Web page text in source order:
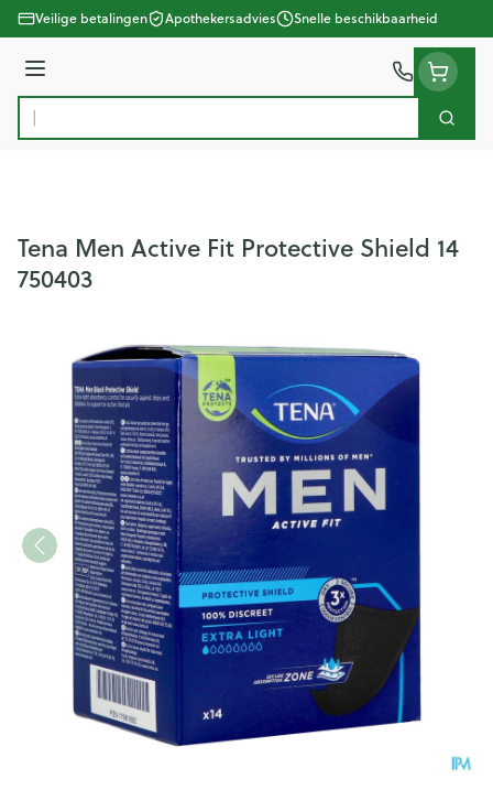
Ga naar de inhoud
Veilige betalingen Apothekersadvies Snelle beschikbaarheid
Menu
Product, merk, categorie...
Zoek
Tena Men Active Fit Protective Shield 14
750403